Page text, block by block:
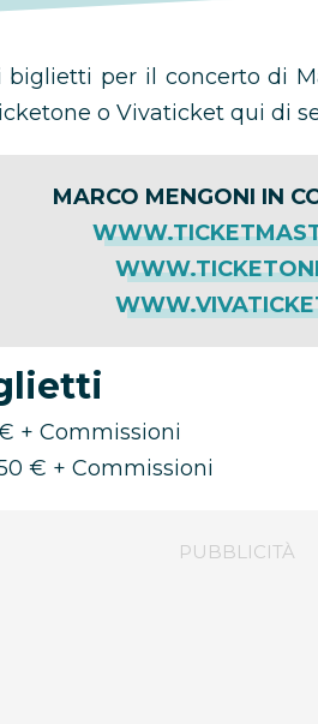
biglietti per il concerto di
o Vivaticket qui di
MARCO MENGONI IN
+ Commissioni
€ + Commissioni